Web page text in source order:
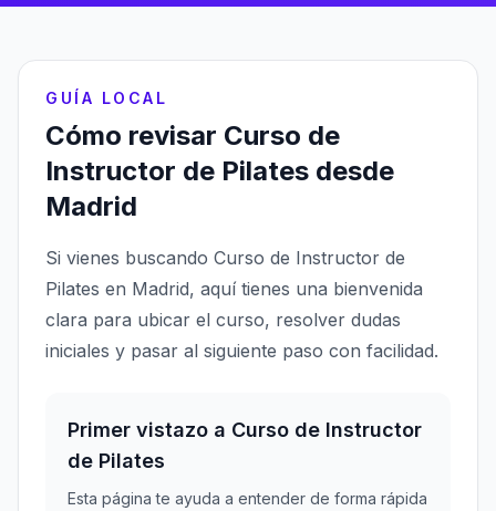
GUÍA LOCAL
Cómo revisar Curso de
Instructor de Pilates desde
Madrid
Si vienes buscando Curso de Instructor de
Pilates en Madrid, aquí tienes una bienvenida
clara para ubicar el curso, resolver dudas
iniciales y pasar al siguiente paso con facilidad.
Primer vistazo a Curso de Instructor
de Pilates
Esta página te ayuda a entender de forma rápida